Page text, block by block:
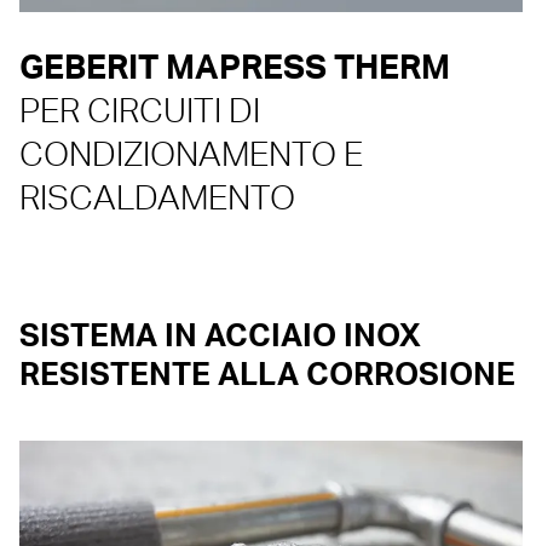
GEBERIT MAPRESS THERM
PER CIRCUITI DI
CONDIZIONAMENTO E
RISCALDAMENTO
SISTEMA IN ACCIAIO INOX
RESISTENTE ALLA CORROSIONE